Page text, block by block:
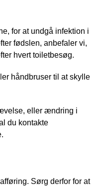
for at undgå infektion i
fødslen, anbefaler vi,
hvert toiletbesøg.
håndbruser til at skylle
eller ændring i
du kontakte
Sørg derfor for at